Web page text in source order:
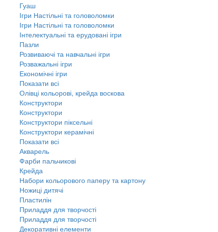
Гуаш
Ігри Настільні та головоломки
Ігри Настільні та головоломки
Інтелектуальні та ерудовані ігри
Пазли
Розвиваючі та навчальні ігри
Розважальні ігри
Економічні ігри
Показати всі
Олівці кольорові, крейда воскова
Конструктори
Конструктори
Конструктори піксельні
Конструктори керамічні
Показати всі
Акварель
Фарби пальчикові
Крейда
Набори кольорового паперу та картону
Ножиці дитячі
Пластилін
Приладдя для творчості
Приладдя для творчості
Декоративні елементи